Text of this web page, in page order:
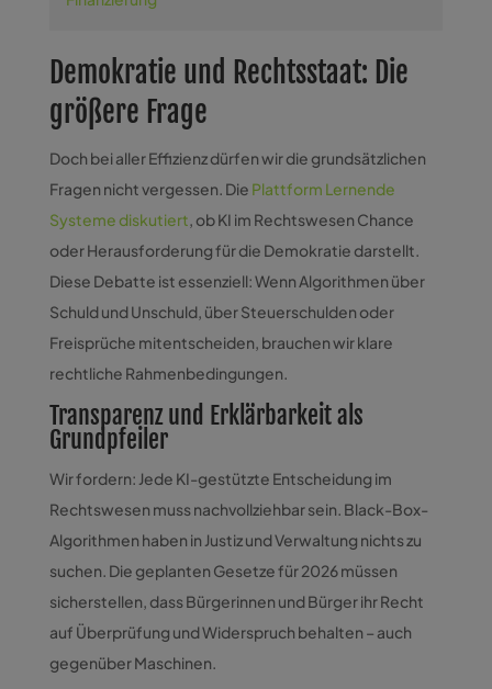
Demokratie und Rechtsstaat: Die
größere Frage
Doch bei aller Effizienz dürfen wir die grundsätzlichen
Fragen nicht vergessen. Die Plattform Lernende
Systeme diskutiert, ob KI im Rechtswesen Chance
oder Herausforderung für die Demokratie darstellt.
Diese Debatte ist essenziell: Wenn Algorithmen über
Schuld und Unschuld, über Steuerschulden oder
Freisprüche mitentscheiden, brauchen wir klare
rechtliche Rahmenbedingungen.
Transparenz und Erklärbarkeit als
Grundpfeiler
Wir fordern: Jede KI-gestützte Entscheidung im
Rechtswesen muss nachvollziehbar sein. Black-Box-
Algorithmen haben in Justiz und Verwaltung nichts zu
suchen. Die geplanten Gesetze für 2026 müssen
sicherstellen, dass Bürgerinnen und Bürger ihr Recht
auf Überprüfung und Widerspruch behalten – auch
gegenüber Maschinen.